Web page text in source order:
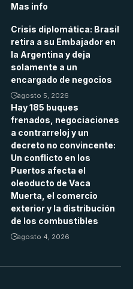
Mas info
Crisis diplomática: Brasil
retira a su Embajador en
la Argentina y deja
solamente a un
encargado de negocios
agosto 5, 2026
Hay 185 buques
frenados, negociaciones
a contrarreloj y un
decreto no convincente:
Un conflicto en los
Puertos afecta el
oleoducto de Vaca
Muerta, el comercio
exterior y la distribución
de los combustibles
agosto 4, 2026